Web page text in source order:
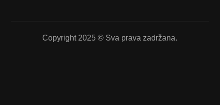
Copyright 2025 © Sva prava zadržana.